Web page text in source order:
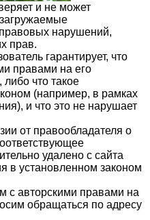
и не может
нарушений,
прав.
гарантирует, что
правами на его
что такое
(например, в рамках
и что это не нарушает
от правообладателя о
удалено с сайта
в установленном законом
с авторскими правами на
обращаться по адресу